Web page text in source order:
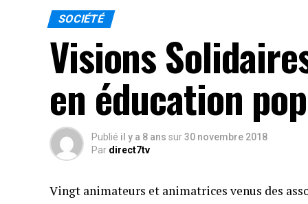
SOCIÉTÉ
Visions
en éducation
Publié il y a 8 ans sur30 novembre 2018
Par direct7tv
Vingt animateurs et animatrices venus des